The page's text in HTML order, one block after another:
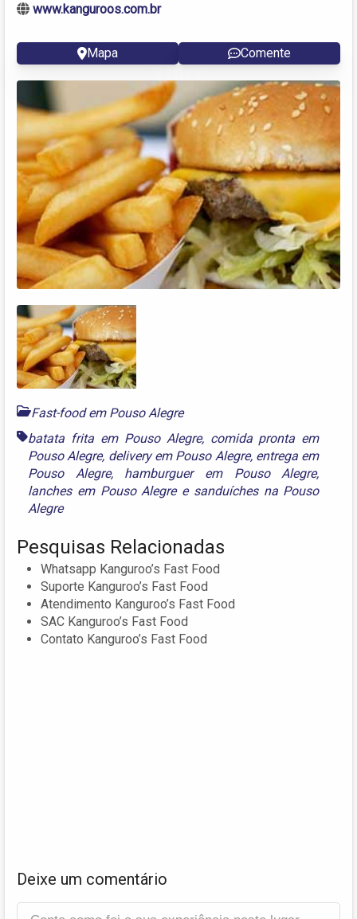
www.kanguroos.com.br
Mapa Comente
Fast-food em Pouso Alegre
batata frita em Pouso Alegre, comida pronta em
Pouso Alegre, delivery em Pouso Alegre, entrega em
Pouso Alegre, hamburguer em Pouso Alegre,
lanches em Pouso Alegree sanduíches na Pouso
Alegre
Pesquisas Relacionadas
Whatsapp Kanguroo’s Fast Food
Suporte Kanguroo’s Fast Food
Atendimento Kanguroo’s Fast Food
SAC Kanguroo’s Fast Food
Contato Kanguroo’s Fast Food
Deixe um comentário